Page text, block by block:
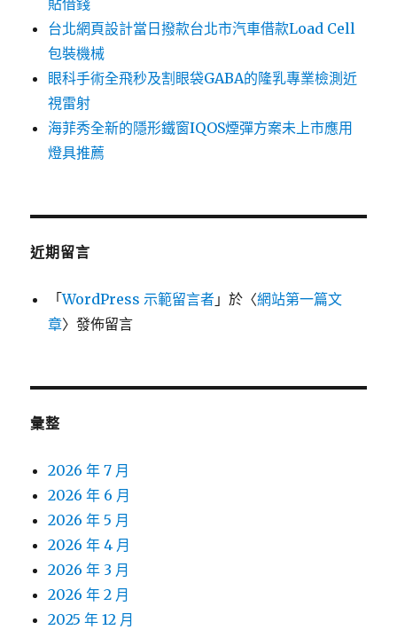
貼借錢
台北網頁設計當日撥款台北市汽車借款Load Cell
包裝機械
眼科手術全飛秒及割眼袋GABA的隆乳專業檢測近
視雷射
海菲秀全新的隱形鐵窗IQOS煙彈方案未上市應用
燈具推薦
近期留言
「WordPress 示範留言者 」於〈網站第一篇文
章〉發佈留言
彙整
2026 年 7 月
2026 年 6 月
2026 年 5 月
2026 年 4 月
2026 年 3 月
2026 年 2 月
2025 年 12 月